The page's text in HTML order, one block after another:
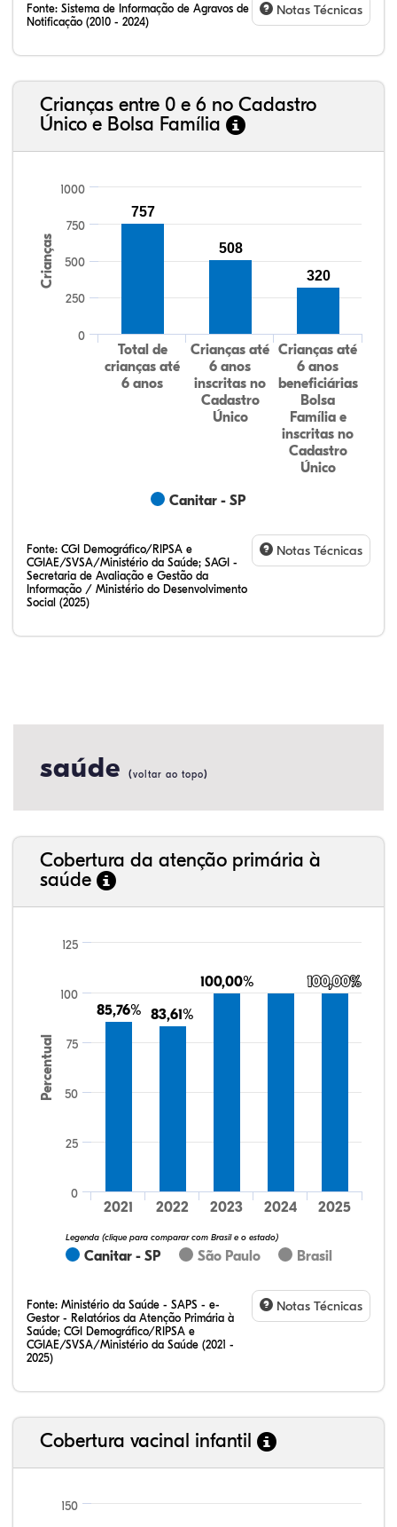
Fonte: Sistema de Informação de Agravos de
Notificação (2010 - 2024)
Notas Técnicas
Crianças entre 0 e 6 no Cadastro
Único e Bolsa Família
Crianças
Canitar - SP
Total de
crianças até
6 anos
Crianças até
6 anos
inscritas no
Cadastro
Único
Crianças até
6 anos
beneficiárias
Bolsa
Família e
inscritas no
Cadastro
Único
0
250
500
750
1000
757
508
320
Fonte: CGI Demográfico/RIPSA e
CGIAE/SVSA/Ministério da Saúde; SAGI -
Secretaria de Avaliação e Gestão da
Informação / Ministério do Desenvolvimento
Social (2025)
Notas Técnicas
saúde (voltar ao topo)
Cobertura da atenção primária à
saúde
Percentual
85,76%
85,76% 83,61%
83,61%
100,00%
100,00% 100,00%
100,00%
Canitar - SP São Paulo Brasil
Legenda (clique para comparar com Brasil e o estado)
2021 2022 2023 2024 2025
0
25
50
75
100
125
Fonte: Ministério da Saúde - SAPS - e-
Gestor - Relatórios da Atenção Primária à
Saúde; CGI Demográfico/RIPSA e
CGIAE/SVSA/Ministério da Saúde (2021 -
2025)
Notas Técnicas
Cobertura vacinal infantil
150
49,62%
9,46%
0,56%
40,03%
0,13%
0,19%
32,57%
9,24%
0,46%
54,88%
1,27%
1,56%